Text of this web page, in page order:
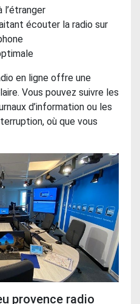
l’étranger
écouter la radio sur
en ligne offre une
Vous pouvez suivre les
d’information ou les
où que vous
provence radio